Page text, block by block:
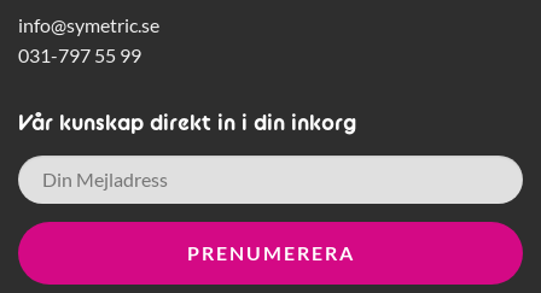
info@symetric.se
031-797 55 99
Vår kunskap direkt in i din inkorg
E-
post *